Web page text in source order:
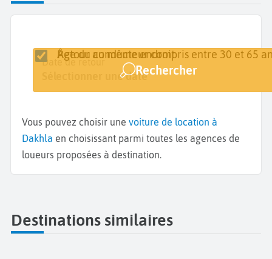
Lieu de retrait
Date de retrait
Sélectionner une date
Date de retour
Sélectionner une date
Retour au même endroit
Âge du conducteur compris entre 30 et 65
Rechercher
Vous pouvez choisir une voiture de location à
Dakhla en choisissant parmi toutes les agences de
loueurs proposées à destination.
Destinations similaires